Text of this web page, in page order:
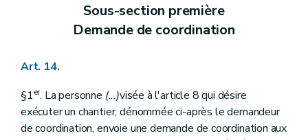
Sous-section première
Demande de coordination
Art. 14.
§1er. La personne (...)visée à l'article 8 qui désire
exécuter un chantier, dénommée ci-après le demandeur
de coordination, envoie une demande de coordination aux